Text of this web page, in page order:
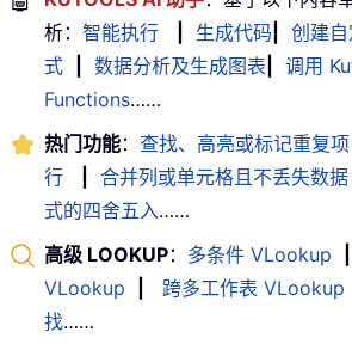
析： 智能执行 生成代码
创建
式
数据分析及生成图表
调用
Functions……
热门功能： 查找、高亮或标记重复项
行
合并列或单元格且不丢失数据
式的四舍五入……
高级 LOOKUP： 多条件 VLookup
VLookup
跨多工作表 VLookup
找……